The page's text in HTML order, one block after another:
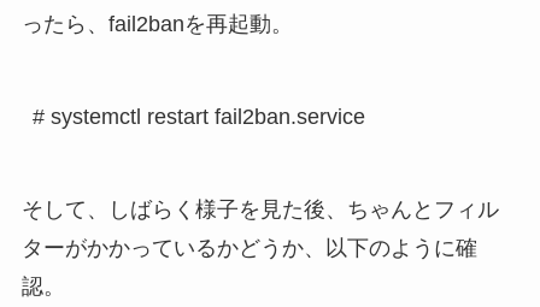
ったら、fail2banを再起動。
# systemctl restart fail2ban.service
そして、しばらく様子を見た後、ちゃんとフィル
ターがかかっているかどうか、以下のように確
認。